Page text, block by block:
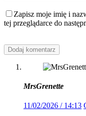
Zapisz moje imię i
tej przeglądarce do
Dodaj komentarz
MrsGrenette
11/02/2026 / 14:13